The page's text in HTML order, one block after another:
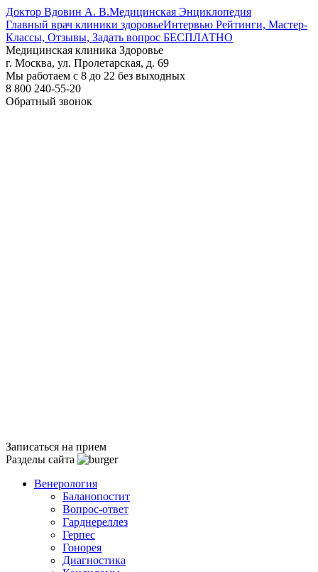
Доктор Вдовин А. В.Медицинская Энциклопедия
Главный врач клиники здоровьеИнтервью Рейтинги, Мастер-
Классы, Отзывы, Задать вопрос БЕСПЛАТНО
Медицинская клиника Здоровье
г. Москва, ул. Пролетарская, д. 69
Мы работаем с 8 до 22 без выходных
8 800 240-55-20
Обратный звонок
Записаться на прием
Разделы сайта
Венерология
Баланопостит
Вопрос-ответ
Гарднереллез
Герпес
Гонорея
Диагностика